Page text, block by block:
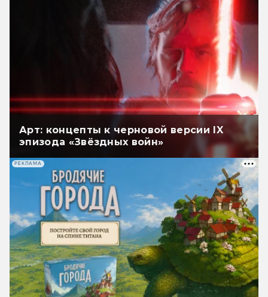
Арт: концепты к черновой версии IX
эпизода «Звёздных войн»
РЕКЛАМА